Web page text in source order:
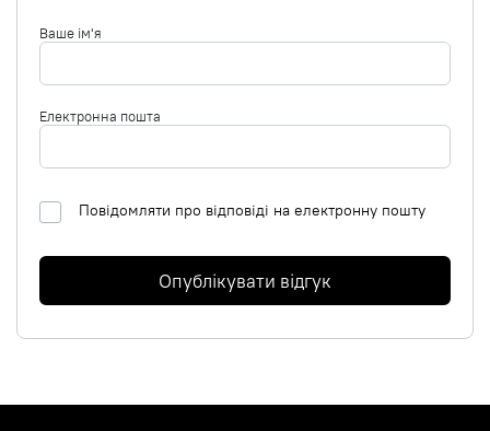
Ваше ім'я
Електронна пошта
Повідомляти про відповіді на електронну пошту
Опублікувати відгук